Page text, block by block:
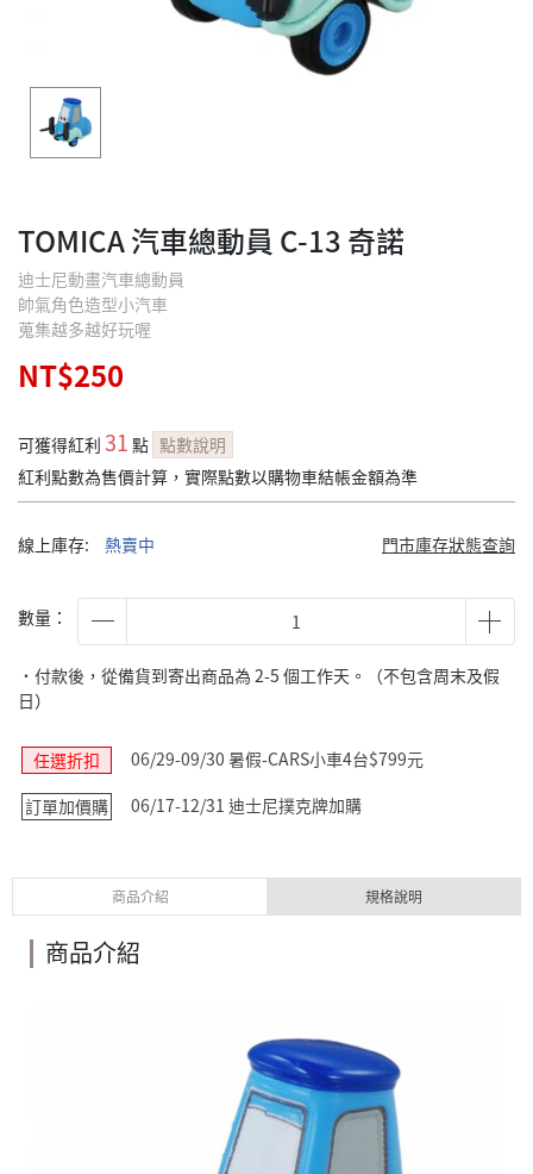
TOMICA 汽車總動員 C-13 奇諾
迪士尼動畫汽車總動員
帥氣角色造型小汽車
蒐集越多越好玩喔
NT$250
可獲得紅利 31 點 點數說明
紅利點數為售價計算，實際點數以購物車結帳金額為準
線上庫存: 熱賣中 門市庫存狀態查詢
數量：
˙付款後，從備貨到寄出商品為 2-5 個工作天。（不包含周末及假
日）
任選折扣
06/29-09/30 暑假-CARS小車4台$799元
訂單加價購
06/17-12/31 迪士尼撲克牌加購
商品介紹 規格說明
商品介紹